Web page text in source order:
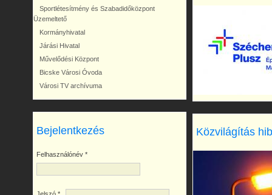
Sportlétesítmény és Szabadidőközpont
Üzemeltető
Kormányhivatal
Járási Hivatal
Művelődési Központ
Bicske Városi Óvoda
Városi TV archívuma
Bejelentkezés
Felhasználónév *
Közvilágítás